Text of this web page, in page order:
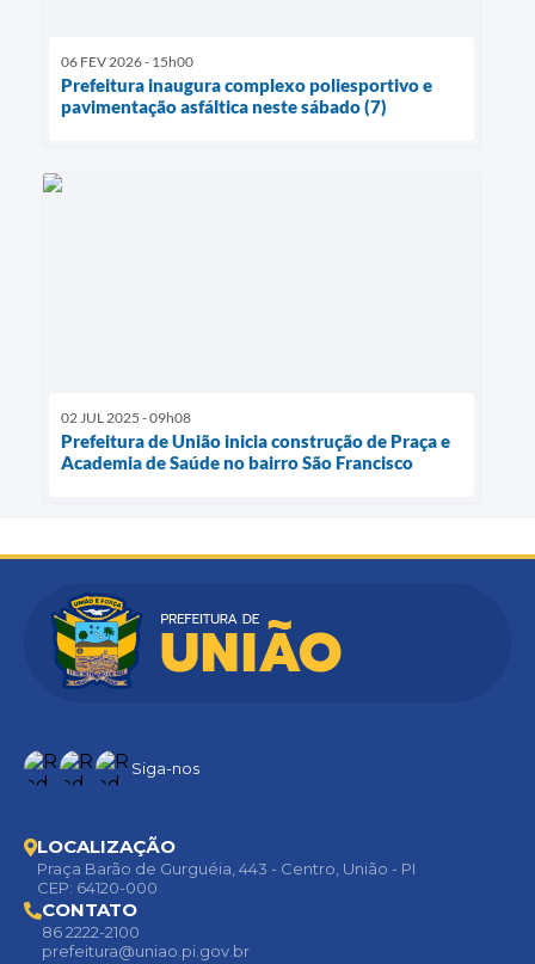
06 FEV 2026 - 15h00
Prefeitura inaugura complexo poliesportivo e
pavimentação asfáltica neste sábado (7)
02 JUL 2025 - 09h08
Prefeitura de União inicia construção de Praça e
Academia de Saúde no bairro São Francisco
Siga-nos
LOCALIZAÇÃO
Praça Barão de Gurguéia, 443 - Centro, União - PI
CEP: 64120-000
CONTATO
86 2222-2100
prefeitura@uniao.pi.gov.br